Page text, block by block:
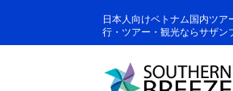
日本人向けベトナム国内ツ
行・ツアー・観光ならサザン